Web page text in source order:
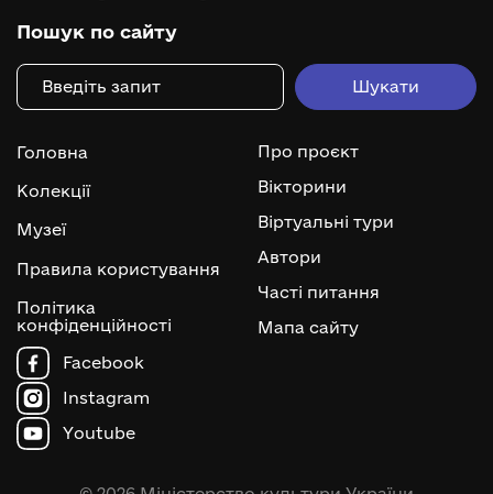
Пошук по сайту
Головна
Колекції
Музеї
Правила користування
Політика
конфіденційності
Про проєкт
Вікторини
Віртуальні тури
Автори
Часті питання
Мапа сайту
Facebook
Instagram
Youtube